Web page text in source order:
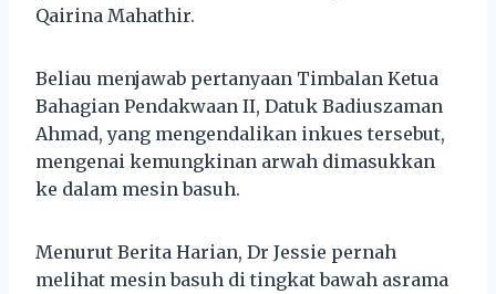
Qairina Mahathir.
Beliau menjawab pertanyaan Timbalan Ketua
Bahagian Pendakwaan II, Datuk Badiuszaman
Ahmad, yang mengendalikan inkues tersebut,
mengenai kemungkinan arwah dimasukkan
ke dalam mesin basuh.
Menurut Berita Harian, Dr Jessie pernah
melihat mesin basuh di tingkat bawah asrama